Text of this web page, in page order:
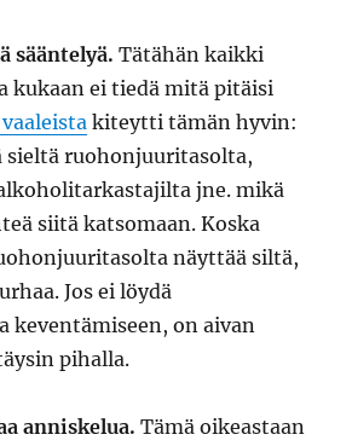
sääntelyä. Tätähän kaikki
kukaan ei tiedä mitä pitäisi
kiteytti tämän hyvin:
sieltä ruohonjuuritasolta,
jne. mikä
siitä katsomaan. Koska
näyttää siltä,
Jos ei löydä
keventämiseen, on aivan
pihalla.
anniskelua. Tämä oikeastaan